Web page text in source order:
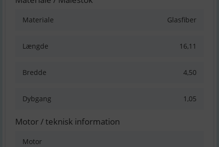
Materiale Glasfiber
Længde 16,11
Bredde 4,50
Dybgang 1,05
Motor / teknisk information
Motor